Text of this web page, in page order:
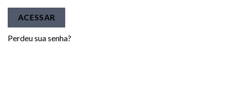
ACESSAR
Perdeu sua senha?